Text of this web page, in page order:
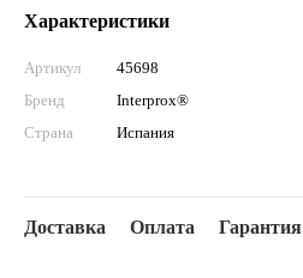
Характеристики
Артикул
45698
Бренд
Interprox®
Страна
Испания
Доставка Оплата Гарантия